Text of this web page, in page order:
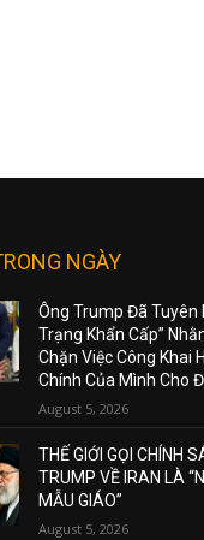
NGÀY
Ông Trump Đã Tuyên
Trạng Khẩn Cấp”
Chặn Việc Công Khai
Chính Của Mình Cho
August 5, 2026
THẾ GIỚI GỌI CHÍNH
TRUMP VỀ IRAN LÀ
MẪU GIÁO”
August 5, 2026